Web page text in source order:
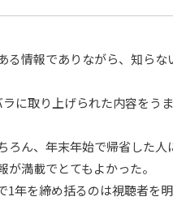
る情報でありながら、知ら
ラに取り上げられた内容をう
ろん、年末年始で帰省した
満載でとてもよかった。
1年を締め括るのは視聴者を